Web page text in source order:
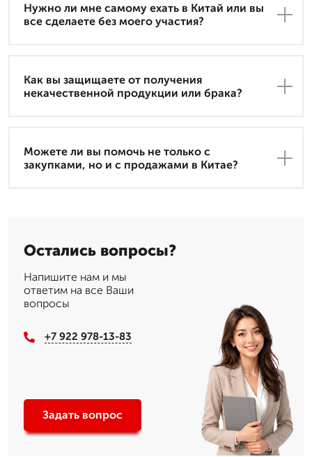
Нужно ли мне самому ехать в Китай или вы
все сделаете без моего участия?
Как вы защищаете от получения
некачественной продукции или брака?
Можете ли вы помочь не только с
закупками, но и с продажами в Китае?
Остались вопросы?
Напишите нам и мы
ответим на все Ваши
вопросы
+7 922 978-13-83
Задать вопрос